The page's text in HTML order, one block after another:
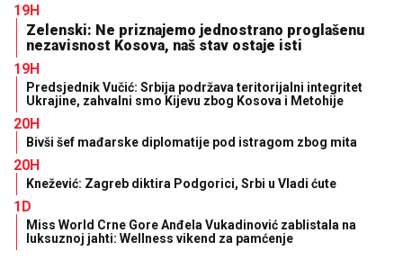
19H
Zelenski: Ne priznajemo jednostrano proglašenu
nezavisnost Kosova, naš stav ostaje isti
19H
Predsjednik Vučić: Srbija podržava teritorijalni integritet
Ukrajine, zahvalni smo Kijevu zbog Kosova i Metohije
20H
Bivši šef mađarske diplomatije pod istragom zbog mita
20H
Knežević: Zagreb diktira Podgorici, Srbi u Vladi ćute
1D
Miss World Crne Gore Anđela Vukadinović zablistala na
luksuznoj jahti: Wellness vikend za pamćenje